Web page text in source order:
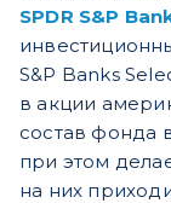
SPDR S&P
S&P Banks
в акции
состав фонда
при этом
на них